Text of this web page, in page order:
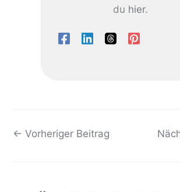
du hier.
← Vorheriger Beitrag